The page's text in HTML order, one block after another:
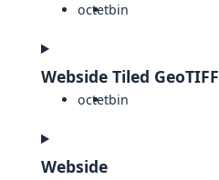
octetbin
Webside Tiled GeoTIFF
octetbin
Webside